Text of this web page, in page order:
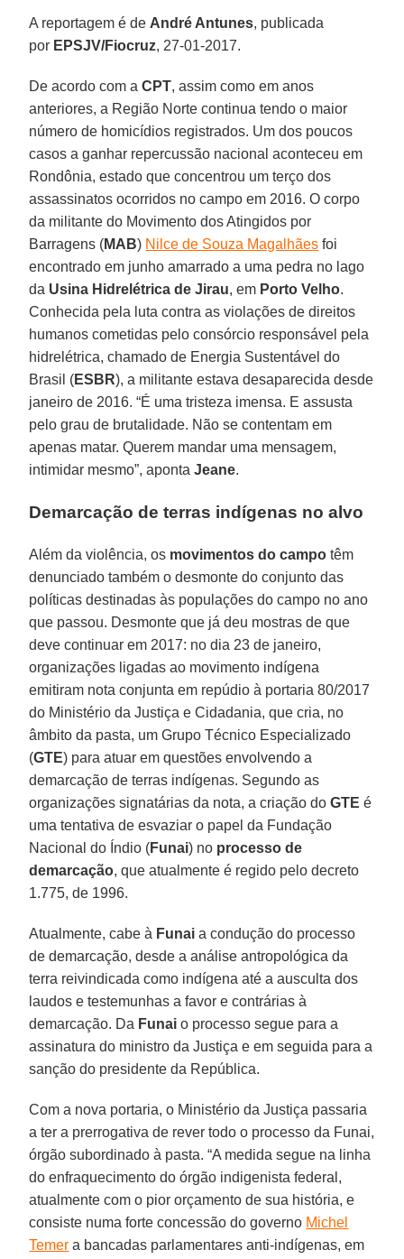
A reportagem é de André Antunes, publicada
por EPSJV/Fiocruz, 27-01-2017.
De acordo com aCPT, assim como em anos
anteriores, a Região Norte continua tendo o maior
número de homicídios registrados. Um dos poucos
casos a ganhar repercussão nacional aconteceu em
Rondônia, estado que concentrou um terço dos
assassinatos ocorridos no campo em 2016. O corpo
da militante do Movimento dos Atingidos por
Barragens (MAB) Nilce de Souza Magalhães foi
encontrado em junho amarrado a uma pedra no lago
da Usina Hidrelétrica de Jirau, em Porto Velho.
Conhecida pela luta contra as violações de direitos
humanos cometidas pelo consórcio responsável pela
hidrelétrica, chamado de Energia Sustentável do
Brasil (ESBR), a militante estava desaparecida desde
janeiro de 2016. “É uma tristeza imensa. E assusta
pelo grau de brutalidade. Não se contentam em
apenas matar. Querem mandar uma mensagem,
intimidar mesmo”, apontaJeane.
Demarcação de terras indígenas no alvo
Além da violência, os movimentos do campo têm
denunciado também o desmonte do conjunto das
políticas destinadas às populações do campo no ano
que passou. Desmonte que já deu mostras de que
deve continuar em 2017: no dia 23 de janeiro,
organizações ligadas ao movimento indígena
emitiram nota conjunta em repúdio à portaria 80/2017
do Ministério da Justiça e Cidadania, que cria, no
âmbito da pasta, um Grupo Técnico Especializado
(GTE) para atuar em questões envolvendo a
demarcação de terras indígenas. Segundo as
organizações signatárias da nota, a criação doGTE é
uma tentativa de esvaziar o papel da Fundação
Nacional do Índio (Funai) no processo de
demarcação, que atualmente é regido pelo decreto
1.775, de 1996.
Atualmente, cabe à Funai a condução do processo
de demarcação, desde a análise antropológica da
terra reivindicada como indígena até a ausculta dos
laudos e testemunhas a favor e contrárias à
demarcação. Da Funai o processo segue para a
assinatura do ministro da Justiça e em seguida para a
sanção do presidente da República.
Com a nova portaria, o Ministério da Justiça passaria
a ter a prerrogativa de rever todo o processo da Funai,
órgão subordinado à pasta. “A medida segue na linha
do enfraquecimento do órgão indigenista federal,
atualmente com o pior orçamento de sua história, e
consiste numa forte concessão do governo Michel
Temer a bancadas parlamentares anti-indígenas, em